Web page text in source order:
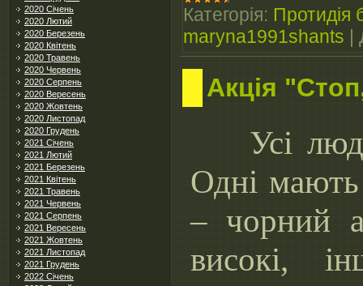
2020 Січень
2020 Лютий
2020 Березень
2020 Квітень
2020 Травень
2020 Червень
2020 Серпень
2020 Вересень
2020 Жовтень
2020 Листопад
2020 Грудень
2021 Січень
2021 Лютий
2021 Березень
2021 Квітень
2021 Травень
2021 Червень
2021 Серпень
2021 Вересень
2021 Жовтень
2021 Листопад
2021 Грудень
2022 Січень
Категорія: Протидія
maryna1991shants
Акція
Усі люди
Одні мають
– чорний
високі,